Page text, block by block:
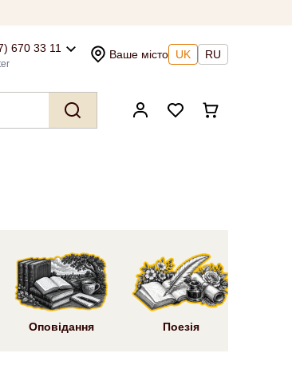
670 33 11 Ваше місто UK RU
Оповідання Поезія